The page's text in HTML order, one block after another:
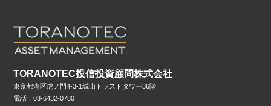
TORANOTEC投信投資顧問株式会社
東京都港区虎ノ門4-3-1城山トラストタワー36階
電話：03-6432-0780